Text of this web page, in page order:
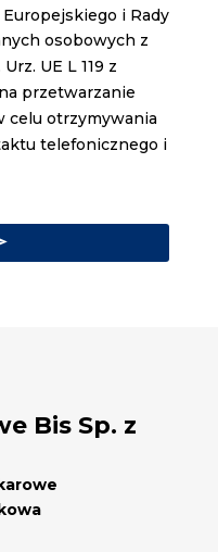
i Rady
osobowych z
UE L 119 z
przetwarzanie
celu otrzymywania
telefonicznego i
Bis Sp. z